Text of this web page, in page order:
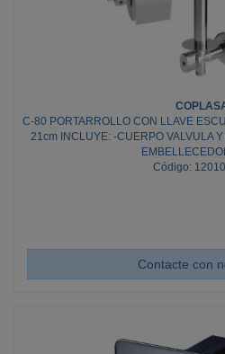
C-80 PORTARROLLO CON LLAVE
21cm INCLUYE: -CUERPO VALVULA
Código:
Contacte con